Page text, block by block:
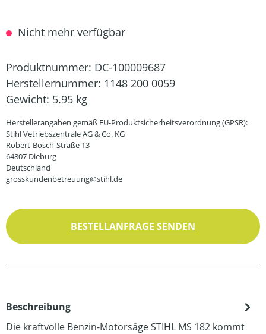
Nicht mehr verfügbar
Produktnummer: DC-100009687
Herstellernummer: 1148 200 0059
Gewicht: 5.95 kg
Herstellerangaben gemäß EU-Produktsicherheitsverordnung (GPSR):
Stihl Vetriebszentrale AG & Co. KG
Robert-Bosch-Straße 13
64807 Dieburg
Deutschland
grosskundenbetreuung@stihl.de
BESTELLANFRAGE SENDEN
Beschreibung
Die kraftvolle Benzin-Motorsäge STIHL MS 182 kommt